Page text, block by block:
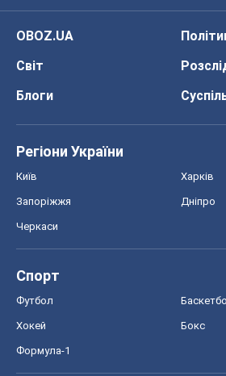
OBOZ.UA
Світ
Блоги
Регіони України
Київ Харків
Запоріжжя Дніпро
Черкаси
Спорт
Футбол
Хокей Бокс
Формула-1